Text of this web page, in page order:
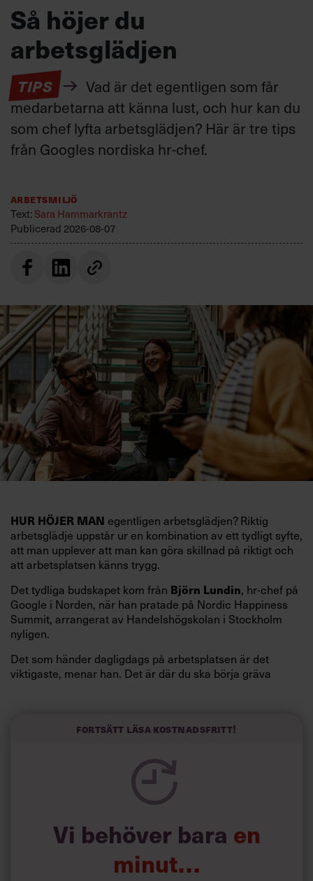
Så höjer du
arbetsglädjen
TIPS
Vad är det egentligen som får
medarbetarna att känna lust, och hur kan du
som chef lyfta arbetsglädjen? Här är tre tips
från Googles nordiska hr-chef.
Arbetsmiljö
Text:Sara Hammarkrantz
Publicerad 2026-08-07
HUR HÖJER MAN egentligen arbetsglädjen? Riktig
arbetsglädje uppstår ur en kombination av ett tydligt syfte,
att man upplever att man kan göra skillnad på riktigt och
att arbetsplatsen känns trygg.
Det tydliga budskapet kom från Björn Lundin, hr-chef på
Google i Norden, när han pratade på Nordic Happiness
Summit, arrangerat av Handelshögskolan i Stockholm
nyligen.
Det som händer dagligdags på arbetsplatsen är det
viktigaste, menar han. Det är där du ska börja gräva
och höjt arbetsglädjen på Google:
Fortsätt läsa kostnadsfritt!
Vi behöver bara en
minut…